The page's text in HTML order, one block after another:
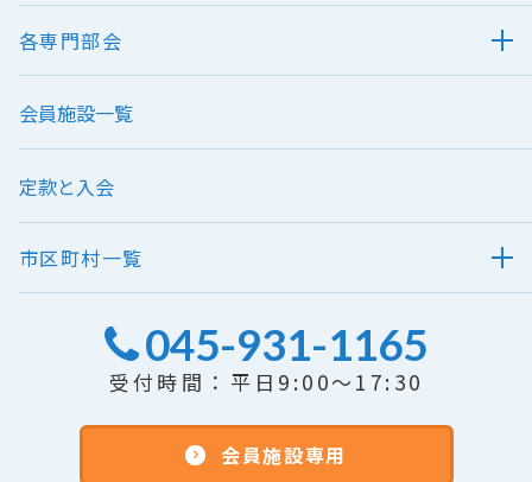
各専門部会
会員施設一覧
定款と入会
市区町村一覧
045-931-1165
受付時間：平日9:00～17:30
会員施設専用